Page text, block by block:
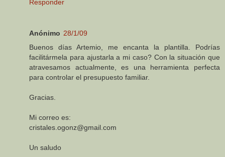
Responder
Anónimo 28/1/09
Buenos días Artemio, me encanta la plantilla. Podrías
facilitármela para ajustarla a mi caso? Con la situación que
atravesamos actualmente, es una herramienta perfecta
para controlar el presupuesto familiar.
Gracias.
Mi correo es:
cristales.ogonz@gmail.com
Un saludo